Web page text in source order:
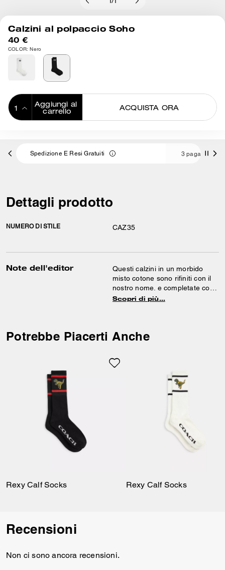
/
Calzini al polpaccio Soho
40 €
COLOR: Nero
Aggiungi al
carrello
ACQUISTA ORA
Gratuiti 3 pagamenti da 13,33 € a interessi 0%
Dettagli prodotto
NUMERO DI STILE CAZ35
Note dell'editor
Questi calzini in un morbido
misto cotone sono rifiniti con il
nostro nome. e completate con
un bordo a coste.
Scopri di più…
Potrebbe Piacerti Anche
Rexy Calf Socks Rexy Calf Socks
Recensioni
Non ci sono ancora recensioni.